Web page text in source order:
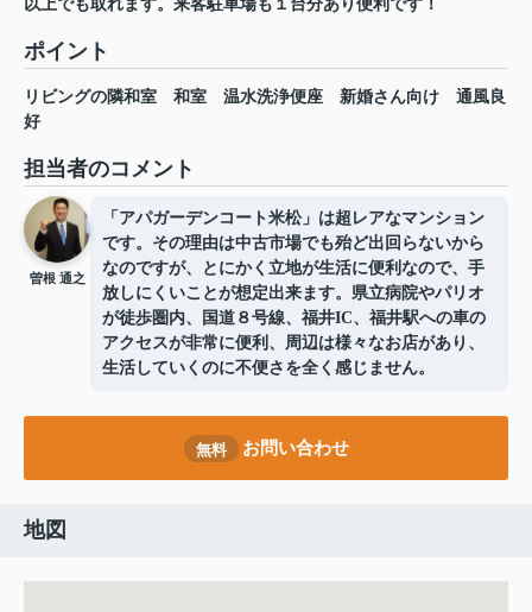
以上でも取れます。来客駐車場も１台分あり便利です！
ポイント
リビングの隣和室 和室 温水洗浄便座 新婚さん向け
通風良
好
担当者のコメント
曽根 通之
「アパガーデンコート米松」は超レアなマンション
です。その理由は中古市場でも殆ど出回らないから
なのですが、とにかく立地が生活に便利なので、手
放しにくいことが想定出来ます。県立病院やパリオ
が徒歩圏内、国道８号線、福井IC、福井駅への車の
アクセスが非常に便利、周辺は様々なお店があり、
生活していくのに不便さを全く感じません。
無料 お問い合わせ
地図